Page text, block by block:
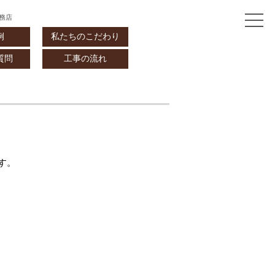
店
私たちのこだわり
問 工事の流れ